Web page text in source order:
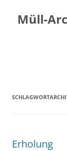
springen
Müll-
Erholung